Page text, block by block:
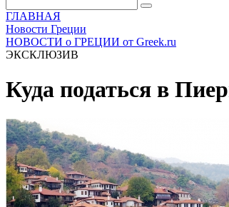
ГЛАВНАЯ
Новости Греции
НОВОСТИ о ГРЕЦИИ от Greek.ru
ЭКСКЛЮЗИВ
Куда податься в